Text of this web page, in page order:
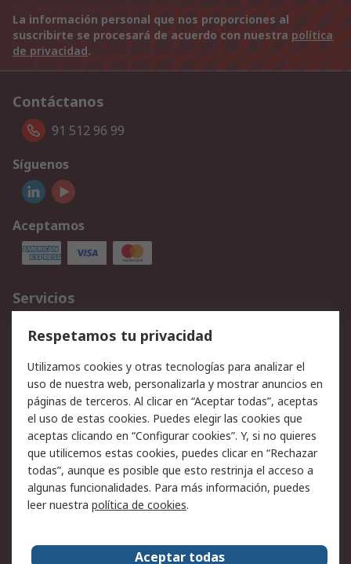
La información personal que nos proporciones al
suscribirte se procesará de acuerdo con nuestra política
de privacidad.
Contáctanos
91 512 96 99
Síguenos
Aceptamos
Servicios
Cómo realizar pedidos
Devoluciones
Facturación y pago
Ofertas
Soporte técnico
Legal
Aviso legal
Política de privacidad -
Actualizada
Política sobre cookies
Seguridad de emails
Certificaciones de
Condiciones de venta
Respetamos tu privacidad
Utilizamos cookies y otras tecnologías para analizar el
uso de nuestra web, personalizarla y mostrar anuncios en
páginas de terceros. Al clicar en “Aceptar todas”, aceptas
el uso de estas cookies. Puedes elegir las cookies que
aceptas clicando en “Configurar cookies”. Y, si no quieres
que utilicemos estas cookies, puedes clicar en “Rechazar
todas”, aunque es posible que esto restrinja el acceso a
algunas funcionalidades. Para más información, puedes
leer nuestra política de cookies.
Aceptar todas